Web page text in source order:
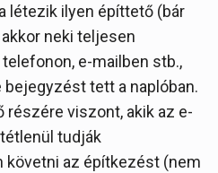
létezik ilyen építtető (bár
neki teljesen
e-mailben stb.,
tett a naplóban.
viszont, akik az e-
tudják
követni az építkezést (nem